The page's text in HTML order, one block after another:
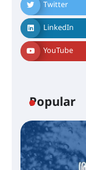
Twitter
LinkedIn
YouTube
Popular